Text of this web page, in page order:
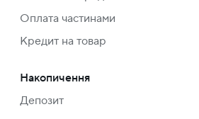
Оплата частинами
Кредит на товар
Накопичення
Депозит